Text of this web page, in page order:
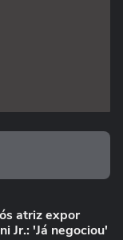
atriz expor
Jr.: 'Já negociou'